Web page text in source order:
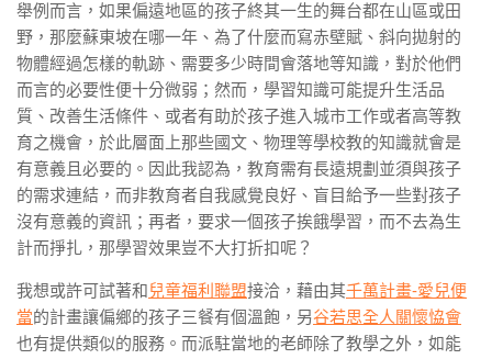
舉例而言，如果偏遠地區的孩子終其一生的舞台都在山區或田
野，那麼蘇東坡在哪一年、為了什麼而寫赤壁賦、斜向拋射的
物體經過怎樣的軌跡、需要多少時間會落地等知識，對於他們
而言的必要性便十分微弱；然而，學習知識可能提升生活品
質、改善生活條件、或者有助於孩子進入城市工作或者高等教
育之機會，於此層面上那些國文、物理等學校教的知識就會是
有意義且必要的。因此我認為，教育需有長遠規劃並須與孩子
的需求連結，而非教育者自我感覺良好、盲目給予一些對孩子
沒有意義的資訊；再者，要求一個孩子挨餓學習，而不去為生
計而掙扎，那學習效果豈不大打折扣呢？
我想或許可試著和兒童福利聯盟接洽，藉由其千萬計畫-愛兒便
當的計畫讓偏鄉的孩子三餐有個溫飽，另谷若思全人關懷恊會
也有提供類似的服務。而派駐當地的老師除了教學之外，如能